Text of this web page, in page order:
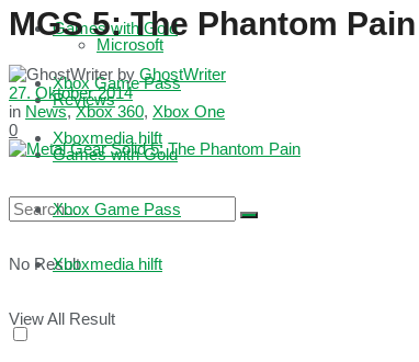
Games with Gold
Xbox Game Pass
Xboxmedia hilft
No Result
View All Result
Microsoft
Reviews
Games with Gold
Xbox Game Pass
Xboxmedia hilft
MGS 5: The Phantom
by GhostWriter
27. Oktober 2014
in News,Xbox 360, Xbox One
0